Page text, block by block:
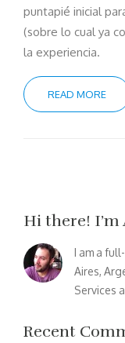
puntapié inicial
(sobre lo cual ya
la experiencia.
READ MORE
Hi there! I’m
I am a
Aires,
Services
Recent